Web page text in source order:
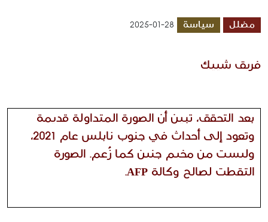
مضلل سياسة
فريق شييك
بعد التحقق، تبين أن الصورة المتداولة قديمة
وتعود إلى أحداث في جنوب نابلس عام 2021،
وليست من مخيم جنين كما زُعم. الصورة
التقطت لصالح وكالة AFP.